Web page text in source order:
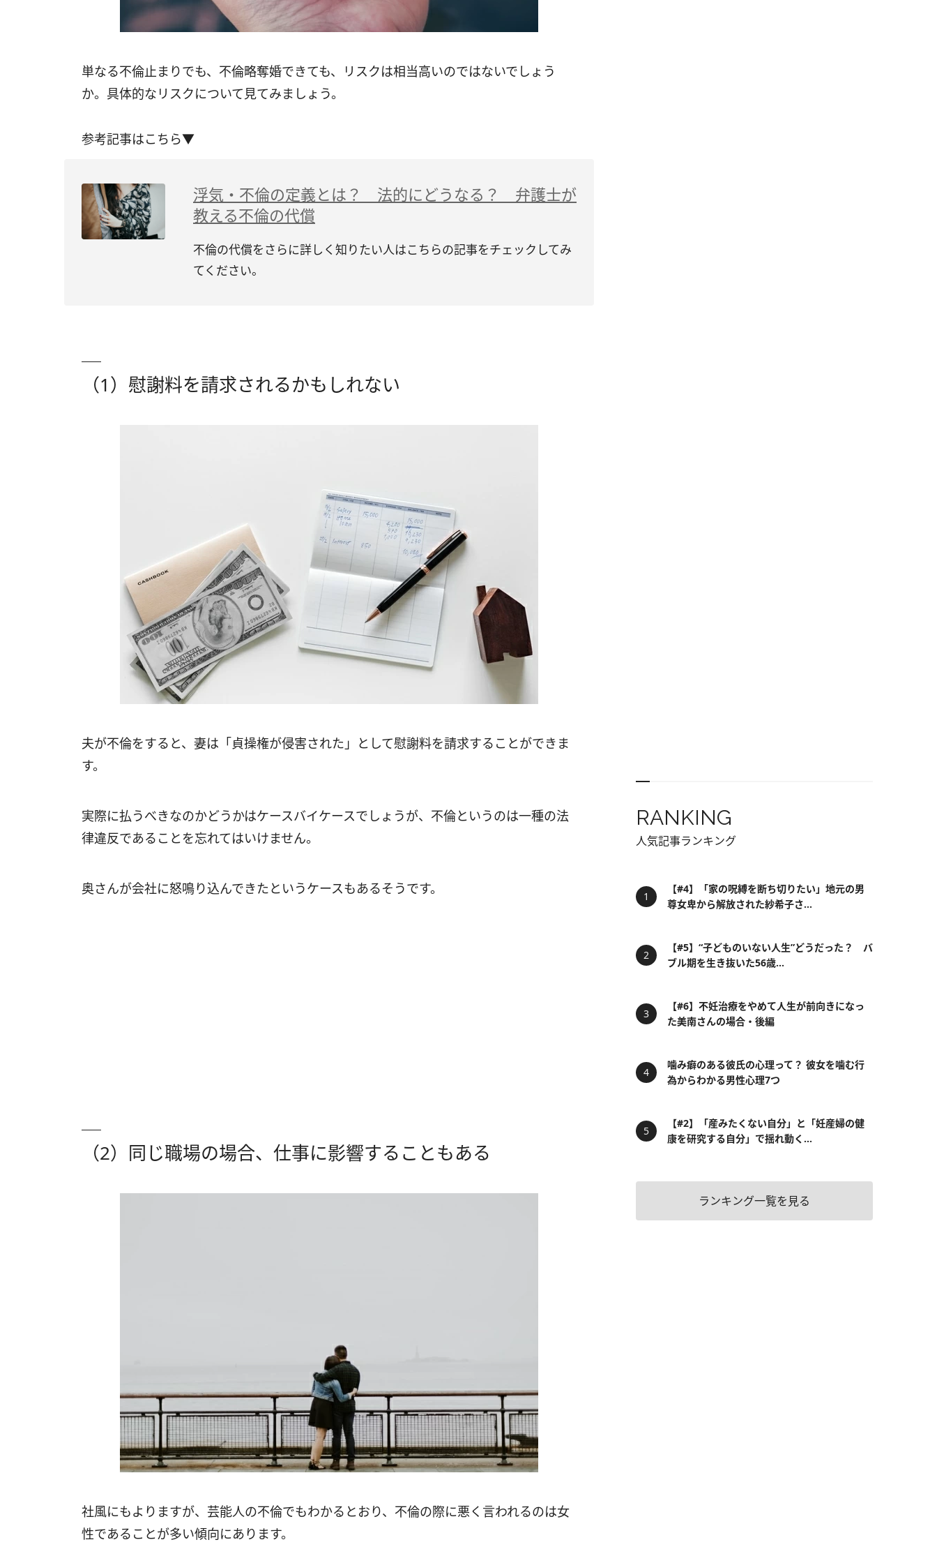
単なる不倫止まりでも、不倫略奪婚できても、リスクは相当高いのではないでしょう
か。具体的なリスクについて見てみましょう。
参考記事はこちら▼
浮気・不倫の定義とは？ 法的にどうなる？ 弁護士が
教える不倫の代償
不倫の代償をさらに詳しく知りたい人はこちらの記事をチェックしてみ
てください。
（1）慰謝料を請求されるかもしれない
夫が不倫をすると、妻は「貞操権が侵害された」として慰謝料を請求することができま
す。
実際に払うべきなのかどうかはケースバイケースでしょうが、不倫というのは一種の法
律違反であることを忘れてはいけません。
奥さんが会社に怒鳴り込んできたというケースもあるそうです。
（2）同じ職場の場合、仕事に影響することもある
社風にもよりますが、芸能人の不倫でもわかるとおり、不倫の際に悪く言われるのは女
性であることが多い傾向にあります。
RANKING
人気記事ランキング
【#4】「家の呪縛を断ち切りたい」地元の男
尊女卑から解放された紗希子さ...
【#5】“子どものいない人生”どうだった？ バ
ブル期を生き抜いた56歳...
【#6】不妊治療をやめて人生が前向きになっ
た美南さんの場合・後編
噛み癖のある彼氏の心理って？ 彼女を噛む行
為からわかる男性心理7つ
【#2】「産みたくない自分」と「妊産婦の健
康を研究する自分」で揺れ動く...
ランキング一覧を見る